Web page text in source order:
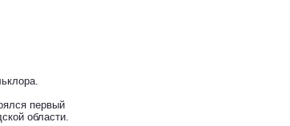
первый
области.